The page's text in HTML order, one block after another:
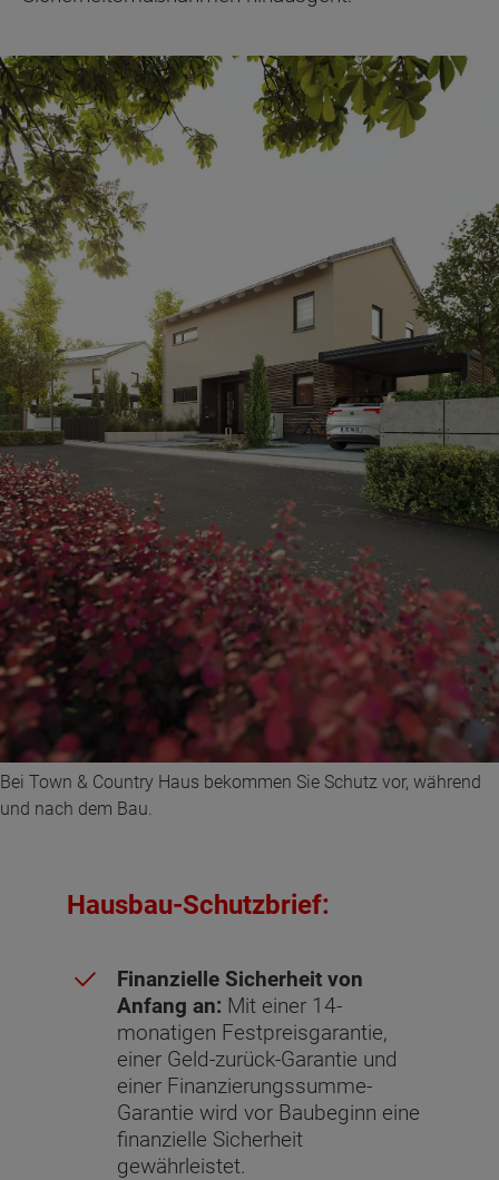
Bei Town & Country Haus bekommen Sie Schutz vor, während
und nach dem Bau.
Hausbau-Schutzbrief:
Finanzielle Sicherheit von
Anfang an: Mit einer 14-
monatigen Festpreisgarantie,
einer Geld-zurück-Garantie und
einer Finanzierungssumme-
Garantie wird vor Baubeginn eine
finanzielle Sicherheit
gewährleistet.